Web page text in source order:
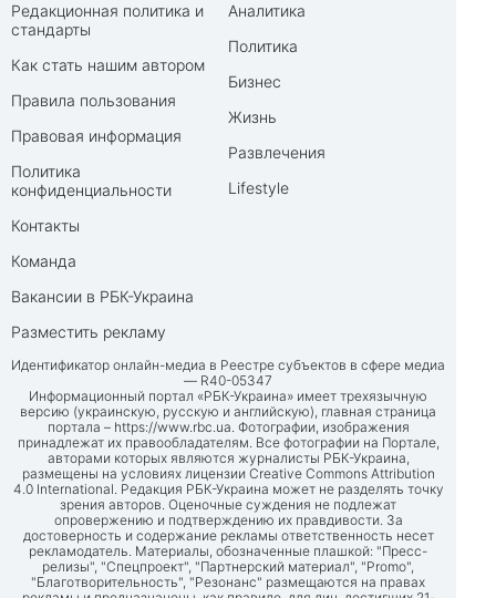
Редакционная политика и
стандарты
Как стать нашим автором
Правила пользования
Правовая информация
Политика
конфиденциальности
Контакты
Команда
Вакансии в РБК-Украина
Разместить рекламу
Аналитика
Политика
Бизнес
Жизнь
Развлечения
Lifestyle
Идентификатор онлайн-медиа в Реестре субъектов в сфере медиа
— R40-05347
Информационный портал «РБК-Украина» имеет трехязычную
версию (украинскую, русскую и английскую), главная страница
портала – https://www.rbc.ua. Фотографии, изображения
принадлежат их правообладателям. Все фотографии на Портале,
авторами которых являются журналисты РБК-Украина,
размещены на условиях лицензии Creative Commons Attribution
4.0 International. Редакция РБК-Украина может не разделять точку
зрения авторов. Оценочные суждения не подлежат
опровержению и подтверждению их правдивости. За
достоверность и содержание рекламы ответственность несет
рекламодатель. Материалы, обозначенные плашкой: "Пресс-
релизы", "Спецпроект", "Партнерский материал", "Promo",
"Благотворительность", "Резонанс" размещаются на правах